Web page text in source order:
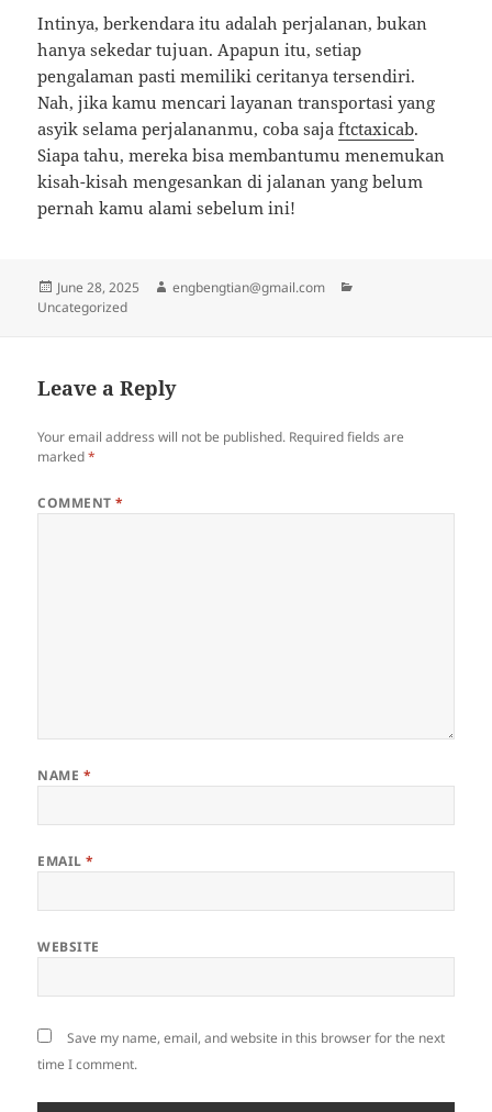
Intinya, berkendara itu adalah perjalanan, bukan
hanya sekedar tujuan. Apapun itu, setiap
pengalaman pasti memiliki ceritanya tersendiri.
Nah, jika kamu mencari layanan transportasi yang
asyik selama perjalananmu, coba sajaftctaxicab.
Siapa tahu, mereka bisa membantumu menemukan
kisah-kisah mengesankan di jalanan yang belum
pernah kamu alami sebelum ini!
Posted
on
June 28, 2025 Author
engbengtian@gmail.com
Uncategorized
Leave a Reply
Your email address will not be published. Required fields are
marked*
COMMENT*
NAME *
EMAIL*
WEBSITE
Save my name, email, and website in this browser for the next
time I comment.